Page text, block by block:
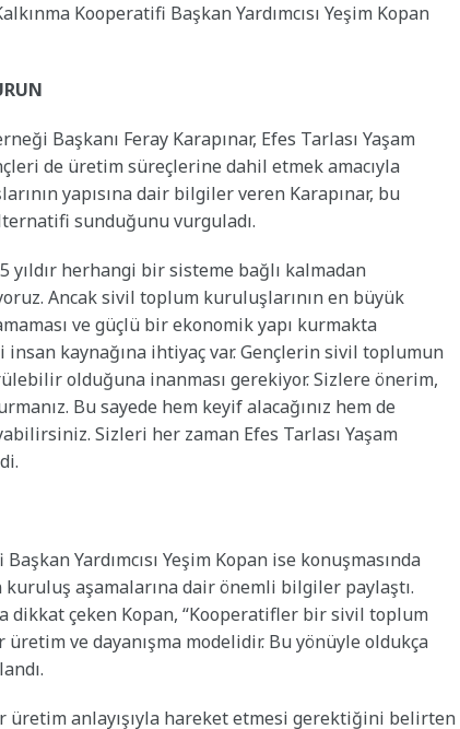
Kooperatifi Başkan Yardımcısı Yeşim Kopan
Başkanı Feray Karapınar, Efes Tarlası Yaşam
de üretim süreçlerine dahil etmek amacıyla
yapısına dair bilgiler veren Karapınar, bu
sunduğunu vurguladı.
yıldır herhangi bir sisteme bağlı kalmadan
Ancak sivil toplum kuruluşlarının en büyük
ve güçlü bir ekonomik yapı kurmakta
insan kaynağına ihtiyaç var. Gençlerin sivil toplumun
olduğuna inanması gerekiyor. Sizlere önerim,
Bu sayede hem keyif alacağınız hem de
Sizleri her zaman Efes Tarlası Yaşam
Yardımcısı Yeşim Kopan ise konuşmasında
aşamalarına dair önemli bilgiler paylaştı.
dikkat çeken Kopan, “Kooperatifler bir sivil toplum
üretim ve dayanışma modelidir. Bu yönüyle oldukça
anlayışıyla hareket etmesi gerektiğini belirten